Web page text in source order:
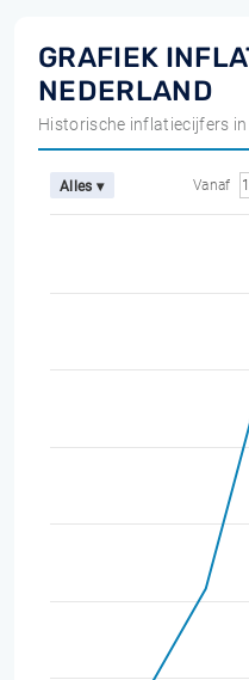
GRAFIEK
NEDERLAND
Historische inflatiecijfers in
Alles ▾ Vanaf